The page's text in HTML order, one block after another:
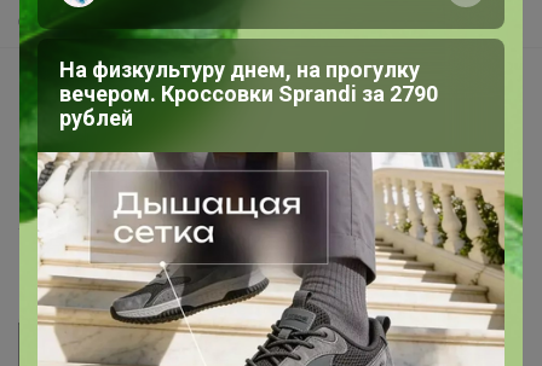
Самое быстрое
Начать зарабатывать с 24-ok
Picabox.ru - Лучшее место для ваших изображений
Розыгрыш - Генератор случайных чисел
Пульс нашего маркетплейса
Укорачиватель ссылок
На физкультуру днем, на прогулку
вечером. Кроссовки Sprandi за 2790
рублей